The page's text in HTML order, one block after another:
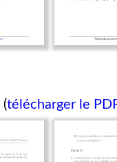
(télécharger le